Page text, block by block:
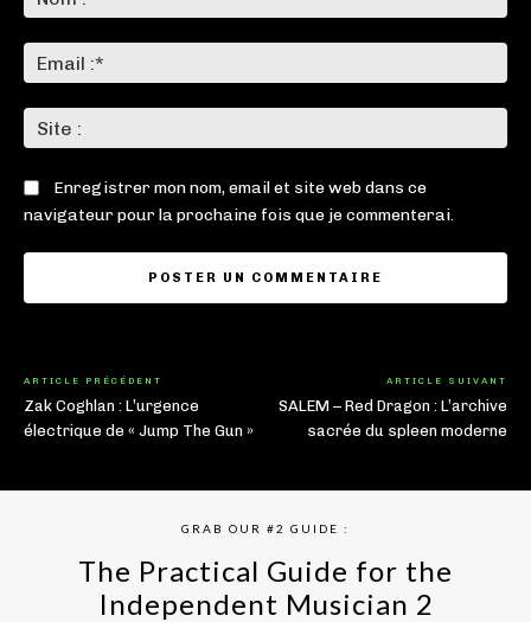
:*
:*
:
Enregistrer mon nom, email et site web dans ce
navigateur pour la prochaine fois que je commenterai.
ARTICLE PRÉCÉDENT
Zak Coghlan : L’urgence
électrique de « Jump The Gun »
ARTICLE SUIVANT
SALEM – Red Dragon : L’archive
sacrée du spleen moderne
GRAB OUR #2 GUIDE :
The Practical Guide for the
Independent Musician 2